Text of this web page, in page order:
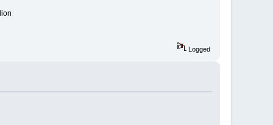
Logged